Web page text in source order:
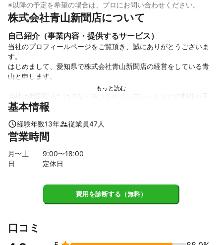
※以降の予定を希望の場合は、プロにお問い合わせください。
株式会社青山新聞店について
自己紹介（事業内容・提供するサービス）
当社のプロフィールページをご覧頂き、誠にありがとうございま
す。
はじめまして、愛知県で株式会社青山新聞店の経営をしている青
山と申します。
掛けており、
して
お客様の心へ届くデザイン制作に努めています。
新聞屋ということで折込チラシ案件が多いですが、紙の販促物で
あれば
いつも数多くのお客様よりご依頼いただいており、心より感謝申
し上げます。
・イタリアン飲食店様 折込チラシ、DM作成
基本情報
経験年数13年 従業員47人
営業時間
月〜土 9:00〜18:00
日
定休日
費用を診断する（無料）
口コミ